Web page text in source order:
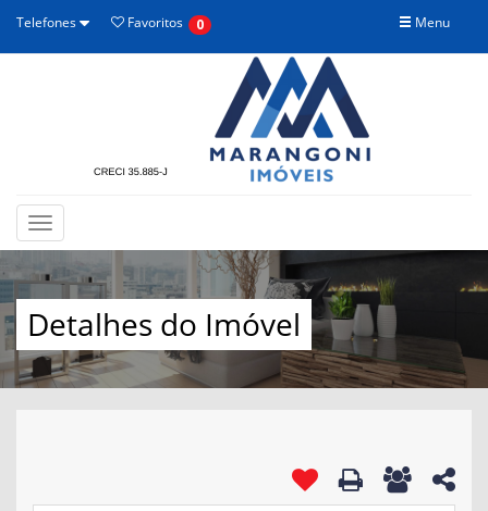
Telefones Favoritos 0 Menu
Toggle
navigation
Detalhes do Imóvel